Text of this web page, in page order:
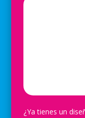
¿Ya tienes un